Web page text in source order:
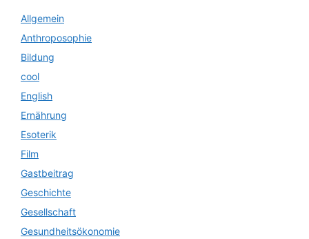
Allgemein
Anthroposophie
Bildung
cool
English
Ernährung
Esoterik
Film
Gastbeitrag
Geschichte
Gesellschaft
Gesundheitsökonomie